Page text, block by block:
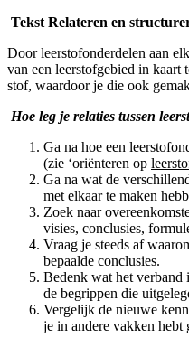
Tekst Relateren en
Door leerstofonderdelen aan
van een leerstofgebied in
stof, waardoor je die ook
Hoe leg je relaties tussen
Ga na hoe een
(zie ‘oriënteren op
Ga na wat de
met elkaar te maken
Zoek naar
visies, conclusies,
Vraag je steeds af
bepaalde conclusies.
Bedenk wat het verband
de begrippen die
Vergelijk de nieuwe
je in andere vakken hebt